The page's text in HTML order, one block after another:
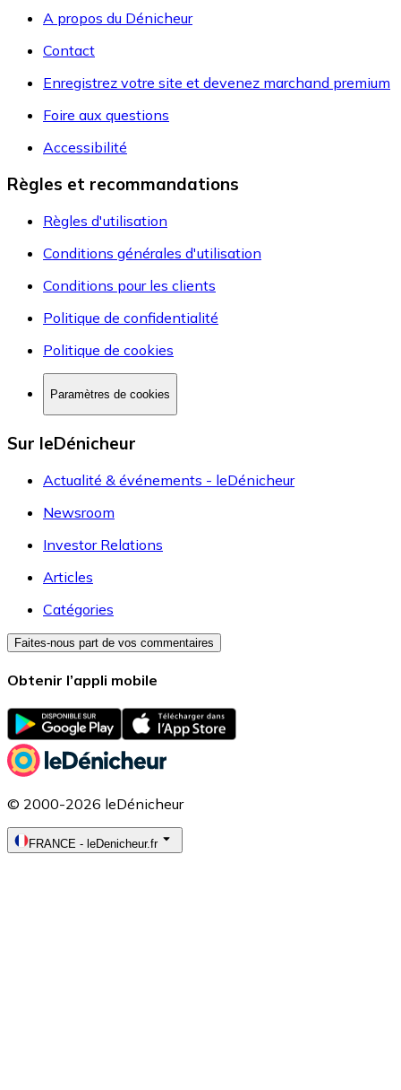
A propos du Dénicheur
Contact
Enregistrez votre site et devenez marchand premium
Foire aux questions
Accessibilité
Règles et recommandations
Règles d'utilisation
Conditions générales d'utilisation
Conditions pour les clients
Politique de confidentialité
Politique de cookies
Paramètres de cookies
Sur leDénicheur
Actualité & événements - leDénicheur
Newsroom
Investor Relations
Articles
Catégories
Faites-nous part de vos commentaires
Obtenir l’appli mobile
© 2000-2026 leDénicheur
FRANCE - leDenicheur.fr